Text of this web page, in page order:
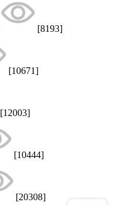
[8193]
[10671]
[12003]
[10444]
[20308]